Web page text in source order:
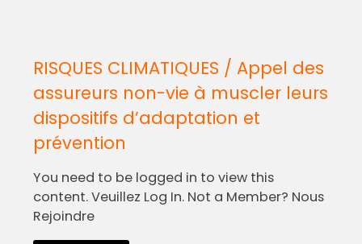
RISQUES CLIMATIQUES / Appel des
assureurs non-vie à muscler leurs
dispositifs d’adaptation et
prévention
You need to be logged in to view this
content. Veuillez Log In. Not a Member? Nous
Rejoindre